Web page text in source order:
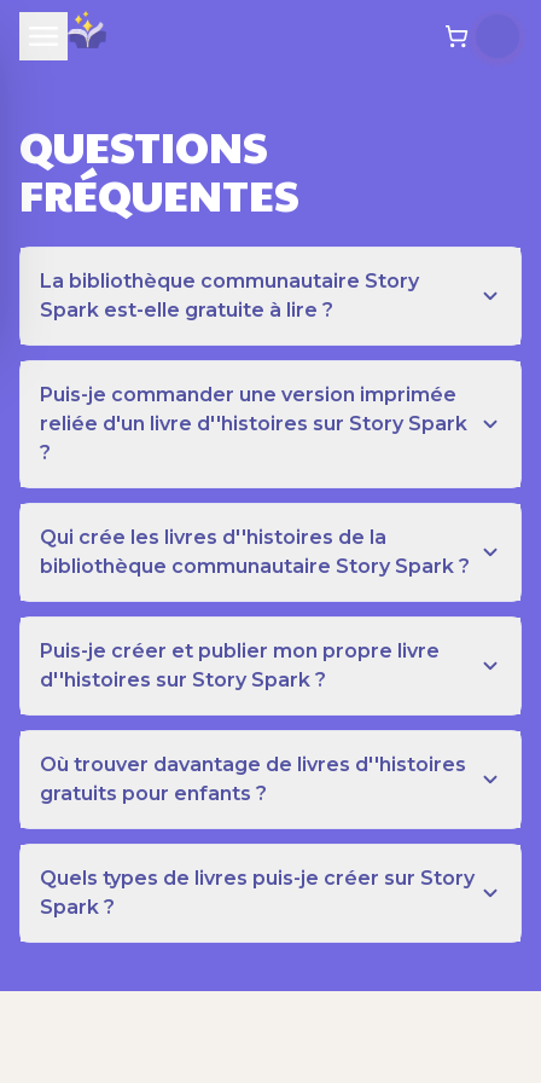
QUESTIONS
FRÉQUENTES
La bibliothèque communautaire Story
Spark est-elle gratuite à lire ?
Puis-je commander une version imprimée
reliée d'un livre d''histoires sur Story Spark
?
Qui crée les livres d''histoires de la
bibliothèque communautaire Story Spark ?
Puis-je créer et publier mon propre livre
d''histoires sur Story Spark ?
Où trouver davantage de livres d''histoires
gratuits pour enfants ?
Quels types de livres puis-je créer sur Story
Spark ?